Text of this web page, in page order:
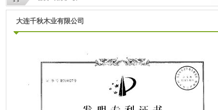
大连千秋木业有限公司